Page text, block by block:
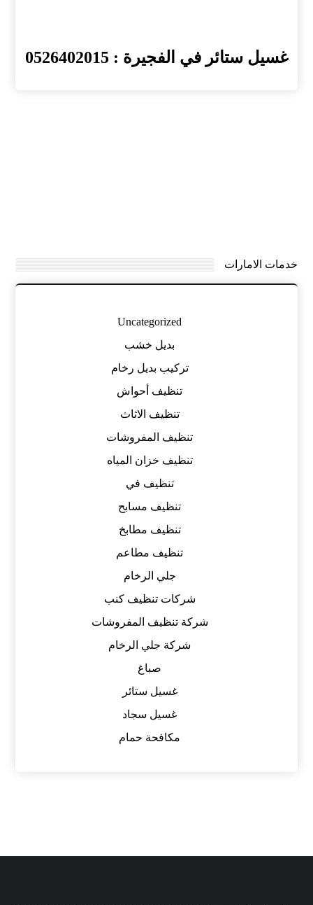
غسيل ستائر في الفجيرة : 0526402015
خدمات الامارات
Uncategorized
بديل خشب
تركيب بديل رخام
تنظيف أحواش
تنظيف الاثاث
تنظيف المفروشات
تنظيف خزان المياه
تنظيف في
تنظيف مسابح
تنظيف مطابخ
تنظيف مطاعم
جلي الرخام
شركات تنظيف كنب
شركة تنظيف المفروشات
شركة جلي الرخام
صباغ
غسيل ستائر
غسيل سجاد
مكافحة حمام